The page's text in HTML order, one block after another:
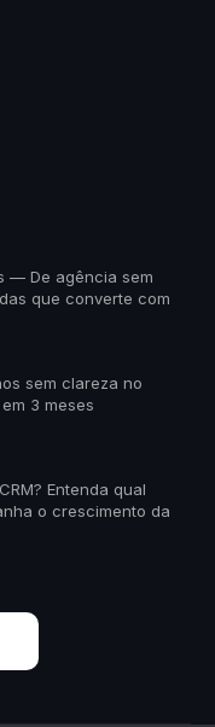
— De agência sem
que converte com
sem clareza no
3 meses
Entenda qual
o crescimento da